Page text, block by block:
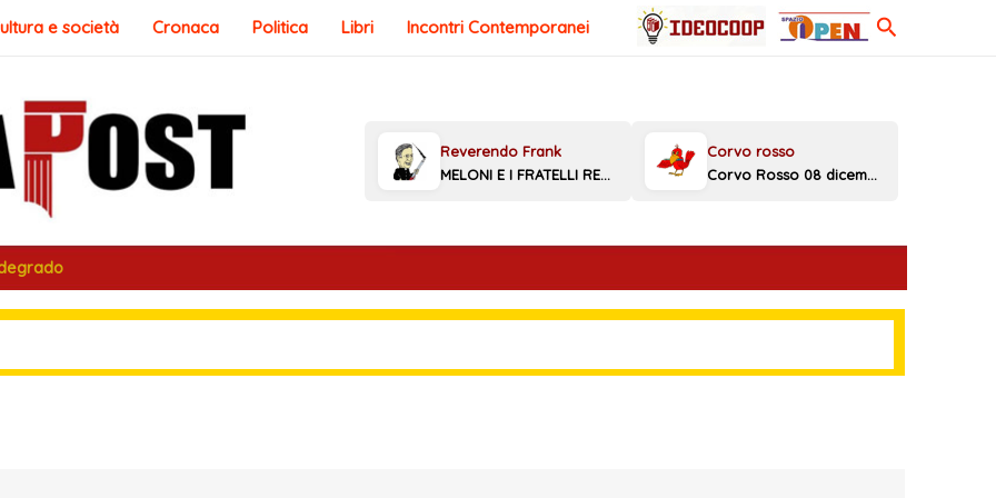
e società Cronaca Politica Libri Incontri Contemporanei Cerca
MELONI E I FRATELLI REGGINI Corvo Rosso 08 dicembre 2025